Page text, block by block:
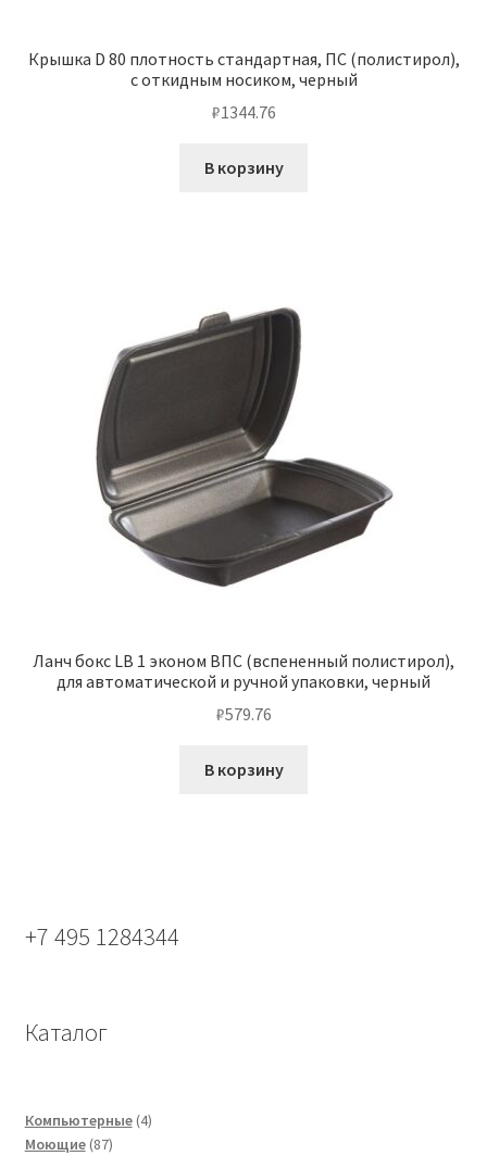
Крышка D 80 плотность стандартная, ПС (полистирол),
с откидным носиком, черный
₽1344.76
В корзину
Ланч бокс LB 1 эконом ВПС (вспененный полистирол),
для автоматической и ручной упаковки, черный
₽579.76
В корзину
+7 495 1284344
Каталог
Компьютерные 44
Моющие 8787